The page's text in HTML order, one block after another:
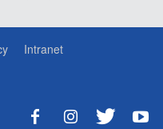
Intranet